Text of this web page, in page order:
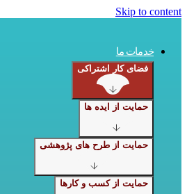
Skip to content
خدمات ما
فضای کار اشتراکی
حمایت از ایده ها
حمایت از طرح های پژوهشی
حمایت از کسب و کارها